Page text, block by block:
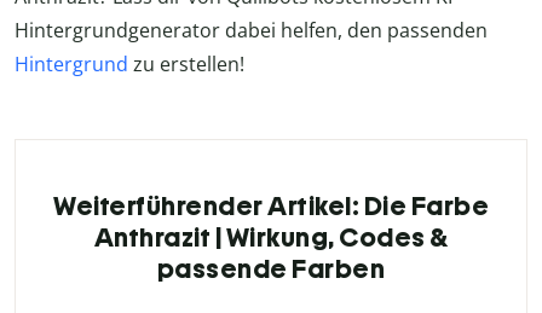
Hintergrundgenerator dabei helfen, den passenden
Hintergrund zu erstellen!
Weiterführender Artikel: Die Farbe
Anthrazit | Wirkung, Codes &
passende Farben